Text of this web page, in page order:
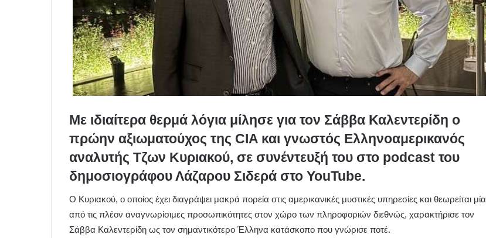
Με ιδιαίτερα θερμά λόγια μίλησε για τον Σάββα Καλεντερίδη ο
πρώην αξιωματούχος της CIA και γνωστός Ελληνοαμερικανός
αναλυτής Τζων Κυριακού, σε συνέντευξή του στο podcast του
δημοσιογράφου Λάζαρου Σιδερά στο YouTube.
Ο Κυριακού, ο οποίος έχει διαγράψει μακρά πορεία στις αμερικανικές μυστικές υπηρεσίες και θεωρείται μία
από τις πλέον αναγνωρίσιμες προσωπικότητες στον χώρο των πληροφοριών διεθνώς, χαρακτήρισε τον
Σάββα Καλεντερίδη ως τον σημαντικότερο Έλληνα κατάσκοπο που γνώρισε ποτέ.